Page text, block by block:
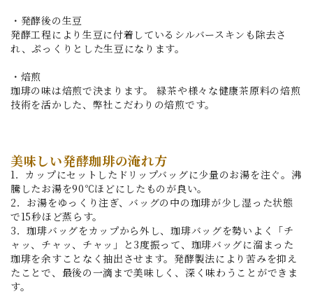
・発酵後の生豆
発酵工程により生豆に付着しているシルバースキンも除去さ
れ、ぷっくりとした生豆になります。
・焙煎
珈琲の味は焙煎で決まります。 緑茶や様々な健康茶原料の焙煎
技術を活かした、弊社こだわりの焙煎です。
美味しい発酵珈琲の淹れ方
1．カップにセットしたドリップバッグに少量のお湯を注ぐ。沸
騰したお湯を90℃ほどにしたものが良い。
2．お湯をゆっくり注ぎ、バッグの中の珈琲が少し湿った状態
で15秒ほど蒸らす。
3．珈琲バッグをカップから外し、珈琲バッグを勢いよく「チ
ャッ、チャッ、チャッ」と3度振って、珈琲バッグに溜まった
珈琲を余すことなく抽出させます。発酵製法により苦みを抑え
たことで、最後の一滴まで美味しく、深く味わうことができま
す。